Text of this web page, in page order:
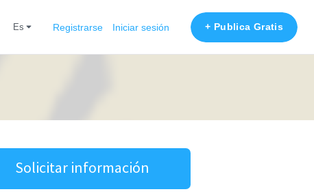
es Registrarse Iniciar sesión + Publica Gratis
Solicitar información